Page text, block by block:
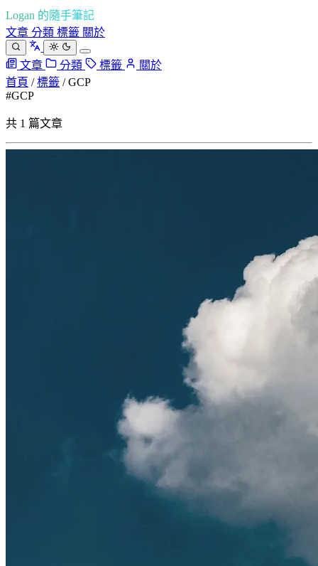
Logan 的隨手筆記
文章 分類 標籤 關於
文章 分類 標籤
關於
首頁 / 標籤 / GCP
#GCP
共 1 篇文章